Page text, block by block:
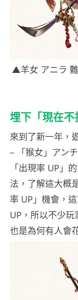
▲羊女 アニラ
埋下「現在
來到了新一年，
– 「猴女」アン
「出現率 UP」
法，了解這大概
率 UP」機會，
UP，所以不少
也是為何有人會